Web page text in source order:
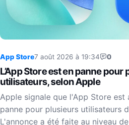
App Store7 août 2026 à 19:34 0
L’App Store est en panne pour
utilisateurs, selon Apple
Apple signale que l'App Store est
panne pour plusieurs utilisateurs
L'annonce a été faite au niveau